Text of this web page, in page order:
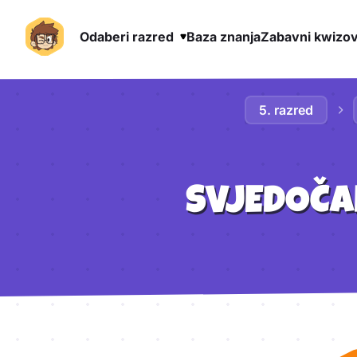
Odaberi razred Baza znanjaZabavni
5. razred